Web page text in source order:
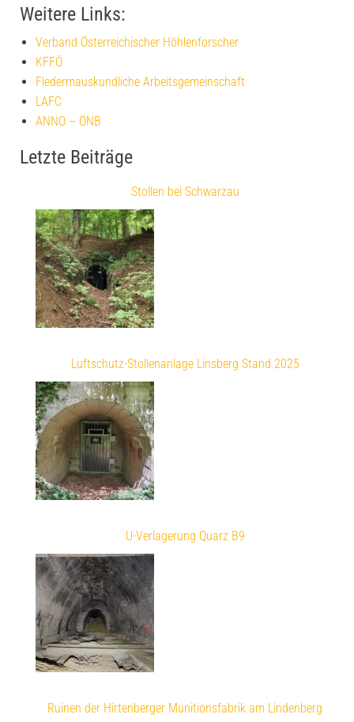
Weitere Links:
Verband Österreichischer Höhlenforscher
KFFÖ
Fledermauskundliche Arbeitsgemeinschaft
LAFC
ANNO – ÖNB
Letzte Beiträge
Stollen bei Schwarzau
Luftschutz-Stollenanlage Linsberg Stand 2025
U-Verlagerung Quarz B9
Ruinen der Hirtenberger Munitionsfabrik am Lindenberg